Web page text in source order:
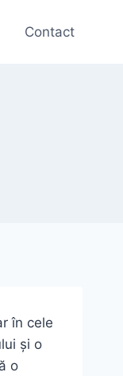
Contact
în cele
și o
o